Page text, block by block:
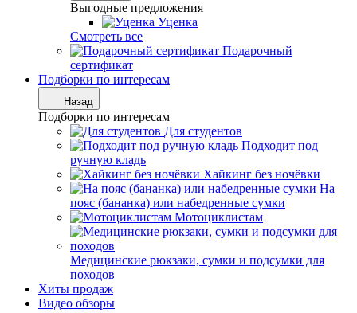
Выгодные предложения
Уценка
Смотреть все
Подарочный
сертификат
Подборки по интересам
Назад
Подборки по интересам
Для студентов
Подходит под
ручную кладь
Хайкинг без ночёвки
На
пояс (бананка) или набедренные сумки
Мотоциклистам
Медицинские рюкзаки, сумки и подсумки для
походов
Хиты продаж
Видео обзоры